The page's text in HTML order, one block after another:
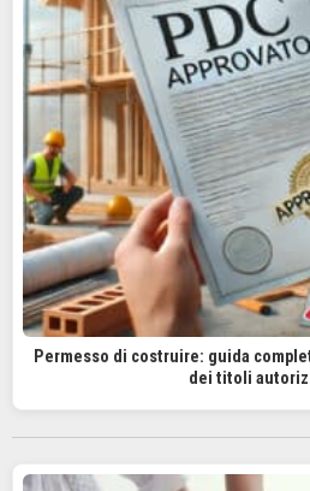
Permesso di costruire: guida
dei titoli